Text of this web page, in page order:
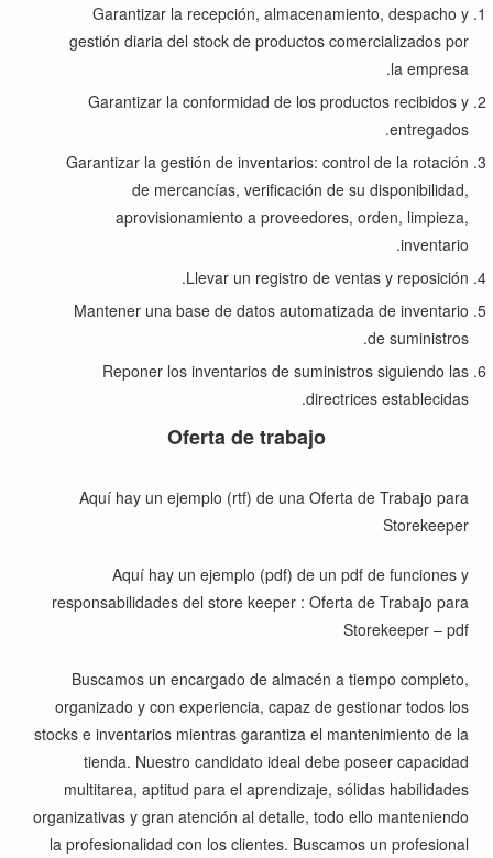
Garantizar la recepción, almacenamiento, despacho y
gestión diaria del stock de productos comercializados por
la empresa.
Garantizar la conformidad de los productos recibidos y
entregados.
Garantizar la gestión de inventarios: control de la rotación
de mercancías, verificación de su disponibilidad,
aprovisionamiento a proveedores, orden, limpieza,
inventario.
Llevar un registro de ventas y reposición.
Mantener una base de datos automatizada de inventario
de suministros.
Reponer los inventarios de suministros siguiendo las
directrices establecidas.
Oferta de trabajo
Aquí hay un ejemplo (rtf) de una Oferta de Trabajo para
Storekeeper
Aquí hay un ejemplo (pdf) de un pdf de funciones y
responsabilidades del store keeper : Oferta de Trabajo para
Storekeeper – pdf
Buscamos un encargado de almacén a tiempo completo,
organizado y con experiencia, capaz de gestionar todos los
stocks e inventarios mientras garantiza el mantenimiento de la
tienda. Nuestro candidato ideal debe poseer capacidad
multitarea, aptitud para el aprendizaje, sólidas habilidades
organizativas y gran atención al detalle, todo ello manteniendo
la profesionalidad con los clientes. Buscamos un profesional